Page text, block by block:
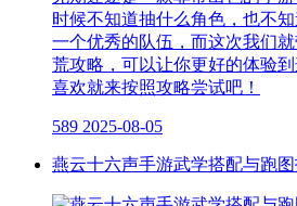
时候不知道抽什么角色，也不
一个优秀的队伍，而这次我们
荒攻略，可以让你更好的体验
喜欢就来按照攻略尝试吧！
589 2025-08-05
燕云十六声手游武学搭配与跑